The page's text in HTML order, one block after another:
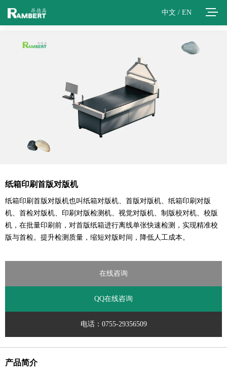
中文 / EN
纸箱印刷首版对版机
纸箱印刷首版对版机也叫纸箱对版机、首版对版机、纸箱印刷对版
机、首检对版机、印刷对版检测机、视觉对版机、制版校对机、校版
机，在批量印刷前，对首版纸箱进行离线单张快速检测，实现精准校
版与首检。提升检测质量，缩短对版时间，降低人工成本。
在线咨询
QQ在线咨询
电话：0755-29356509
产品简介